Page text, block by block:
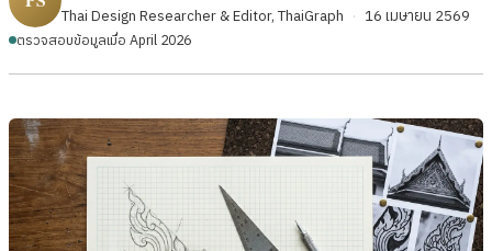
Thai Design Researcher & Editor, ThaiGraph · 16 เมษายน 2569
ตรวจสอบข้อมูลเมื่อ April 2026